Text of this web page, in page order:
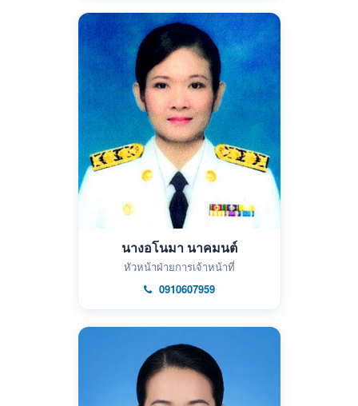
นางอโนมา นาคมนต์
หัวหน้าฝ่ายการเจ้าหน้าที่
0910607959